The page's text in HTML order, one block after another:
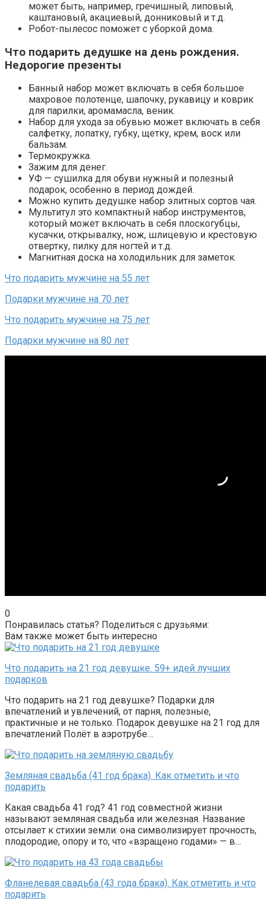
может быть, например, гречишный, липовый,
каштановый, акациевый, донниковый и т.д.
Робот-пылесос поможет с уборкой дома.
Что подарить дедушке на день рождения.
Недорогие презенты
Банный набор может включать в себя большое
махровое полотенце, шапочку, рукавицу и коврик
для парилки, аромамасла, веник.
Набор для ухода за обувью может включать в себя
салфетку, лопатку, губку, щетку, крем, воск или
бальзам.
Термокружка.
Зажим для денег.
УФ — сушилка для обуви нужный и полезный
подарок, особенно в период дождей.
Можно купить дедушке набор элитных сортов чая.
Мультитул это компактный набор инструментов,
который может включать в себя плоскогубцы,
кусачки, открывалку, нож, шлицевую и крестовую
отвертку, пилку для ногтей и т.д.
Магнитная доска на холодильник для заметок.
Что подарить мужчине на 55 лет
Подарки мужчине на 70 лет
Что подарить мужчине на 75 лет
Подарки мужчине на 80 лет
0
Понравилась статья? Поделиться с друзьями:
Вам также может быть интересно
Что подарить на 21 год девушке. 59+ идей лучших
подарков
Что подарить на 21 год девушке? Подарки для
впечатлений и увлечений, от парня, полезные,
практичные и не только. Подарок девушке на 21 год для
впечатлений Полёт в аэротрубе…
Земляная свадьба (41 год брака). Как отметить и что
подарить
Какая свадьба 41 год? 41 год совместной жизни
называют земляная свадьба или железная. Название
отсылает к стихии земли: она символизирует прочность,
плодородие, опору и то, что «взращено годами» — в…
Фланелевая свадьба (43 года брака). Как отметить и что
подарить